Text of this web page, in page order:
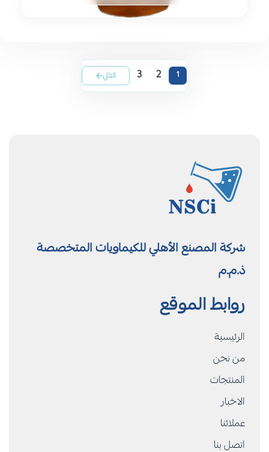
1
2
3 التالي
شركة المصنع الأهلي للكيماويات المتخصصة
ذ.م.م
روابط الموقع
الرئيسية
من نحن
المنتجات
الاخبار
عملائنا
اتصل بنا